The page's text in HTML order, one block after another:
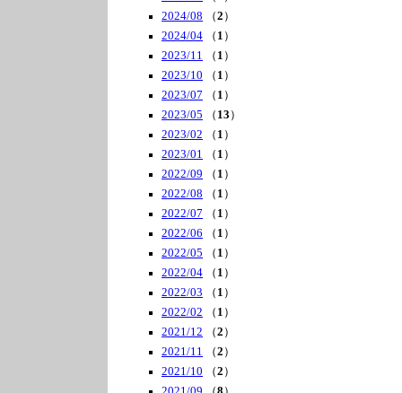
2024/08 （2 ）
2024/04 （ 1 ）
2023/11 （ 1 ）
2023/10 （ 1 ）
2023/07 （ 1 ）
2023/05 （ 13 ）
2023/02 （ 1 ）
2023/01 （ 1 ）
2022/09 （ 1 ）
2022/08 （ 1 ）
2022/07 （ 1 ）
2022/06 （ 1 ）
2022/05 （ 1 ）
2022/04 （ 1 ）
2022/03 （ 1 ）
2022/02 （ 1 ）
2021/12 （2 ）
2021/11 （2 ）
2021/10 （2 ）